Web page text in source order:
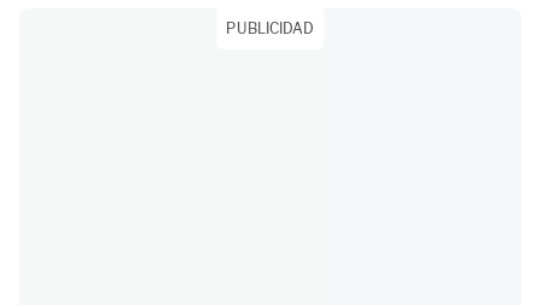
PUBLICIDAD